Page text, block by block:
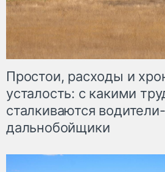
Простои, расходы и
усталость: с какими
сталкиваются водители-
дальнобойщики